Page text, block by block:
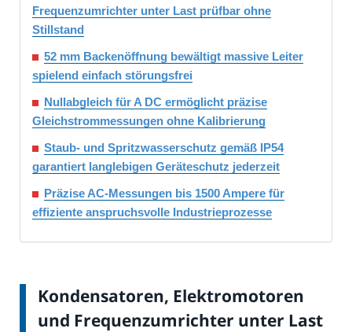
Frequenzumrichter unter Last prüfbar ohne
Stillstand
52 mm Backenöffnung bewältigt massive Leiter
spielend einfach störungsfrei
Nullabgleich für A DC ermöglicht präzise
Gleichstrommessungen ohne Kalibrierung
Staub- und Spritzwasserschutz gemäß IP54
garantiert langlebigen Geräteschutz jederzeit
Präzise AC-Messungen bis 1500 Ampere für
effiziente anspruchsvolle Industrieprozesse
Kondensatoren, Elektromotoren
und Frequenzumrichter unter Last